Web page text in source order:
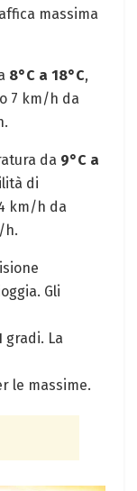
massima
8°C a 18°C,
7 km/h da
da 9°C a
di
km/h da
h.
Gli
gradi. La
le massime.